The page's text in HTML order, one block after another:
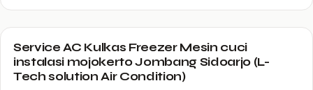
Service AC Kulkas Freezer Mesin cuci
instalasi mojokerto Jombang Sidoarjo (L-
Tech solution Air Condition)